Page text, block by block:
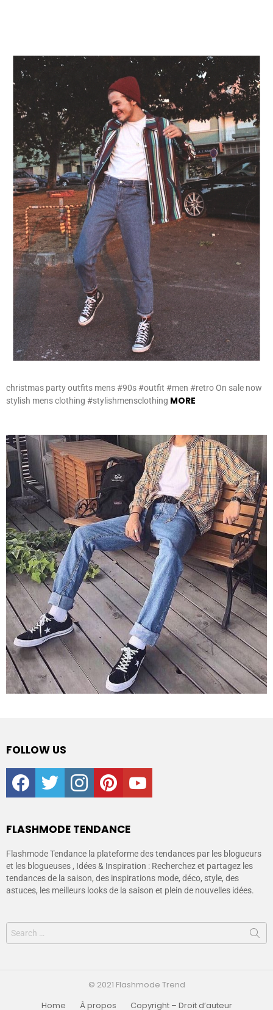
christmas party outfits mens #90s #outfit #men #retro On sale now
stylish mens clothing #stylishmensclothing MORE
FOLLOW US
facebooktwitter instagrampinterestyoutube
FLASHMODE TENDANCE
Flashmode Tendance la plateforme des tendances par les blogueurs
et les blogueuses , Idées & Inspiration : Recherchez et partagez les
tendances de la saison, des inspirations mode, déco, style, des
astuces, les meilleurs looks de la saison et plein de nouvelles idées.
© 2021 Flashmode Trend
Home
À propos Copyright – Droit d’auteur